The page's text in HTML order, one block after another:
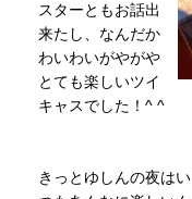
スターともお話出
来たし、なんだか
わいわいがやがや
とても楽しいツイ
キャスでした！^ ^
きっとゆしんの夜はい